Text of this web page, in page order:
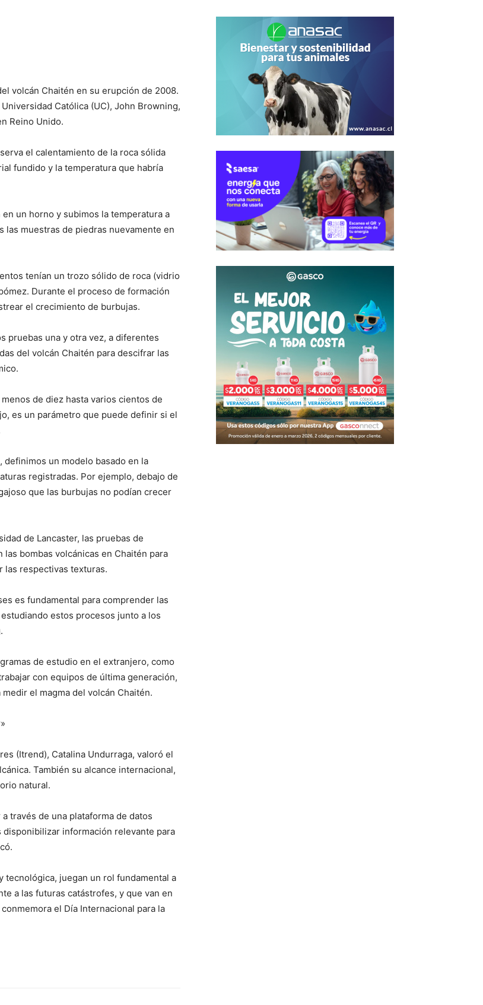
volcán Chaitén en su erupción de 2008.
Católica (UC), John Browning,
Reino Unido.
el calentamiento de la roca sólida
fundido y la temperatura que habría
un horno y subimos la temperatura a
las muestras de piedras nuevamente en
tenían un trozo sólido de roca (vidrio
Durante el proceso de formación
el crecimiento de burbujas.
pruebas una y otra vez, a diferentes
del volcán Chaitén para descifrar las
de diez hasta varios cientos de
es un parámetro que puede definir si el
definimos un modelo basado en la
registradas. Por ejemplo, debajo de
que las burbujas no podían crecer
de Lancaster, las pruebas de
bombas volcánicas en Chaitén para
las respectivas texturas.
es fundamental para comprender las
estos procesos junto a los
de estudio en el extranjero, como
con equipos de última generación,
el magma del volcán Chaitén.
(Itrend), Catalina Undurraga, valoró el
También su alcance internacional,
natural.
través de una plataforma de datos
información relevante para
tecnológica, juegan un rol fundamental a
a las futuras catástrofes, y que van en
el Día Internacional para la